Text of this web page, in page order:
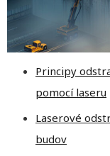
Principy
pomocí laseru
Laserové
budov